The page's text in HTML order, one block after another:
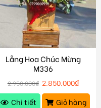
Lẵng Hoa Chúc Mừng
M336
2.950.000₫ 2.850.000₫
Chi tiết
Giỏ hàng